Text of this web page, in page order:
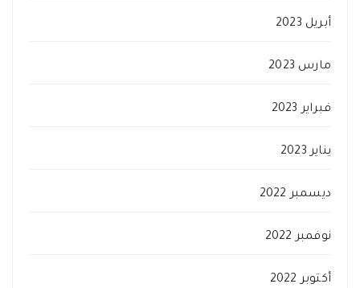
أبريل 2023
مارس 2023
فبراير 2023
يناير 2023
ديسمبر 2022
نوفمبر 2022
أكتوبر 2022